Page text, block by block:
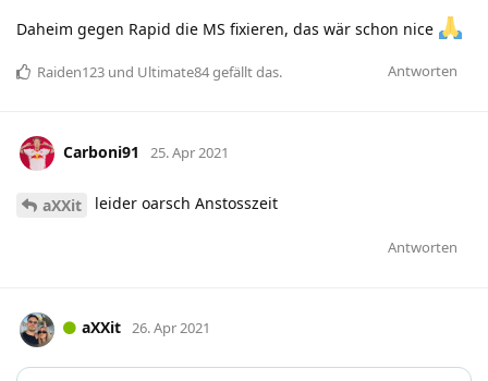
Daheim gegen Rapid die MS fixieren, das wär schon nice
Antworten
Raiden123 und Ultimate84gefällt das.
Carboni91 25. Apr 2021
aXXit leider oarsch Anstosszeit
Antworten
aXXit 26. Apr 2021